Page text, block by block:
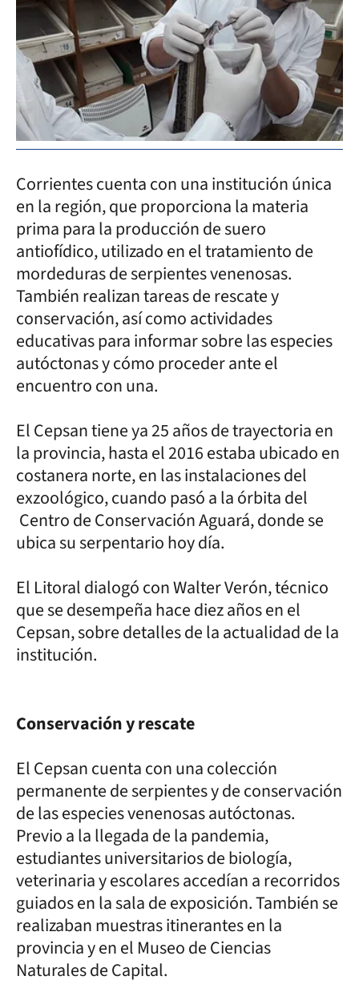
Corrientes cuenta con una institución única
en la región, que proporciona la materia
prima para la producción de suero
antiofídico, utilizado en el tratamiento de
mordeduras de serpientes venenosas.
También realizan tareas de rescate y
conservación, así como actividades
educativas para informar sobre las especies
autóctonas y cómo proceder ante el
encuentro con una.
El Cepsan tiene ya 25 años de trayectoria en
la provincia, hasta el 2016 estaba ubicado en
costanera norte, en las instalaciones del
exzoológico, cuando pasó a la órbita del
Centro de Conservación Aguará, donde se
ubica su serpentario hoy día.
El Litoral dialogó con Walter Verón, técnico
que se desempeña hace diez años en el
Cepsan, sobre detalles de la actualidad de la
institución.
Conservación y rescate
El Cepsan cuenta con una colección
permanente de serpientes y de conservación
de las especies venenosas autóctonas.
Previo a la llegada de la pandemia,
estudiantes universitarios de biología,
veterinaria y escolares accedían a recorridos
guiados en la sala de exposición. También se
realizaban muestras itinerantes en la
provincia y en el Museo de Ciencias
Naturales de Capital.